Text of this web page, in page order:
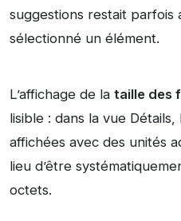
suggestions restait parfois
sélectionné un élément.
L’affichage de la taille des
lisible : dans la vue
affichées avec des unités
lieu d’être
octets.